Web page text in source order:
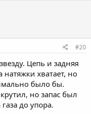
#20
Цепь и задняя
хватает, но
было бы.
но запас был
до упора.